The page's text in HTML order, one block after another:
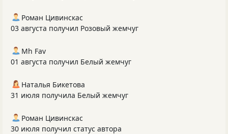
Роман Цивинскас
03 августа получил Розовый жемчуг
Mh Fav
01 августа получил Белый жемчуг
Наталья Бикетова
31 июля получила Белый жемчуг
Роман Цивинскас
30 июля получил статус автора